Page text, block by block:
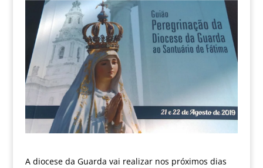
A diocese da Guarda vai realizar nos próximos dias